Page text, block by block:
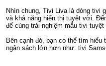
Nhìn chung, Tivi Liva là dòng tivi
và khả năng hiển thị tuyệt vời.
để cùng trải nghiệm mẫu tivi tuyệt
Bên cạnh đó, bạn có thể tìm
ngân sách lớn hơn như: tivi